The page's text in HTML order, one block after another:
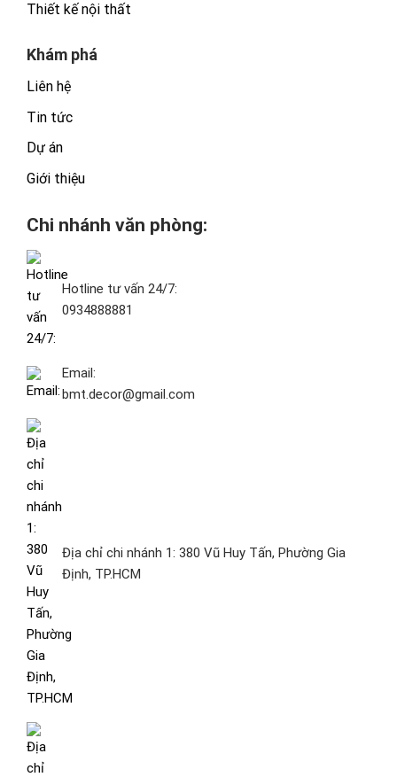
Thiết kế nội thất
Khám phá
Liên hệ
Tin tức
Dự án
Giới thiệu
Chi nhánh văn phòng:
Hotline tư vấn 24/7:
0934888881
Email:
bmt.decor@gmail.com
Địa chỉ chi nhánh 1: 380 Vũ Huy Tấn, Phường Gia
Định, TP.HCM